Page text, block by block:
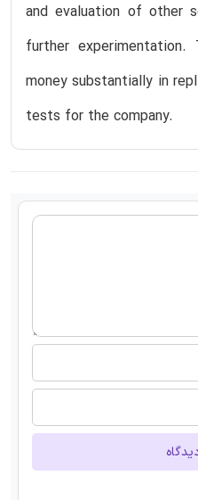
and evaluation of other
further
money substantially in
tests for the company.